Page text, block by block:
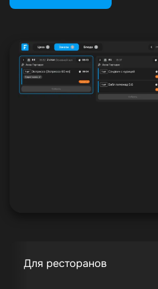
Для ресторанов